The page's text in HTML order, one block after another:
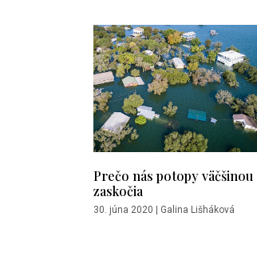
Prečo nás potopy väčšinou
zaskočia
30. júna 2020 Galina Lišháková